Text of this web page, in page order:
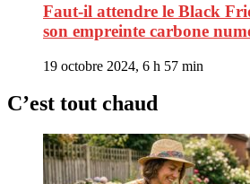
Faut-il attendre le Black
son empreinte carbone
19 octobre 2024, 6 h 57 min
C’est tout chaud